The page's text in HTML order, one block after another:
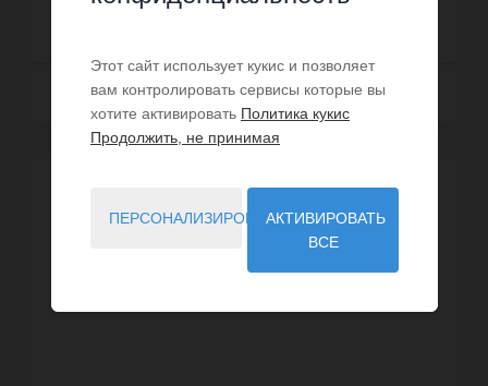
Далее
Этот сайт использует кукис и позволяет
вам контролировать сервисы которые вы
хотите активировать Политика кукис
Продолжить, не принимая
ПЕРСОНАЛИЗИРОВАТЬАКТИВИРОВАТЬ
ВСЕ